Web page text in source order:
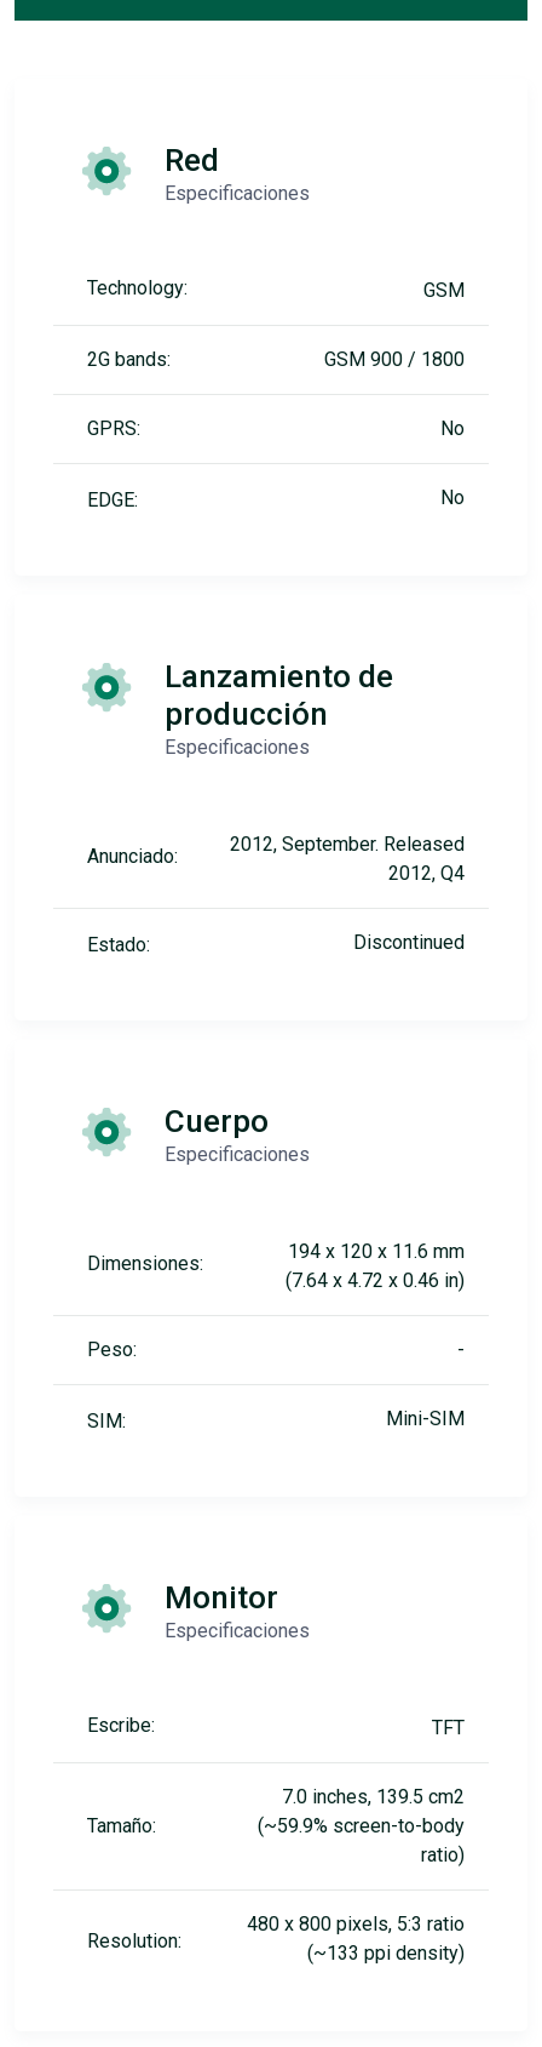
Red
Especificaciones
Technology: GSM
2G bands: GSM 900 / 1800
GPRS: No
EDGE: No
Lanzamiento de
producción
Especificaciones
Anunciado:
2012, September. Released
2012, Q4
Estado: Discontinued
Cuerpo
Especificaciones
Dimensiones:
194 x 120 x 11.6 mm
(7.64 x 4.72 x 0.46 in)
Peso: -
SIM: Mini-SIM
Monitor
Especificaciones
Escribe: TFT
Tamaño:
7.0 inches, 139.5 cm2
(~59.9% screen-to-body
ratio)
Resolution:
480 x 800 pixels, 5:3 ratio
(~133 ppi density)